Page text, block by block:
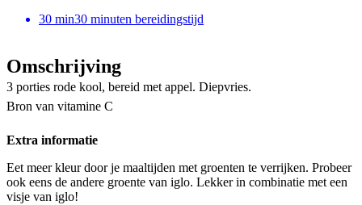
30 min30 minuten bereidingstijd
Omschrijving
3 porties rode kool, bereid met appel. Diepvries.
Bron van vitamine C
Extra informatie
Eet meer kleur door je maaltijden met groenten te verrijken. Probeer
ook eens de andere groente van iglo. Lekker in combinatie met een
visje van iglo!